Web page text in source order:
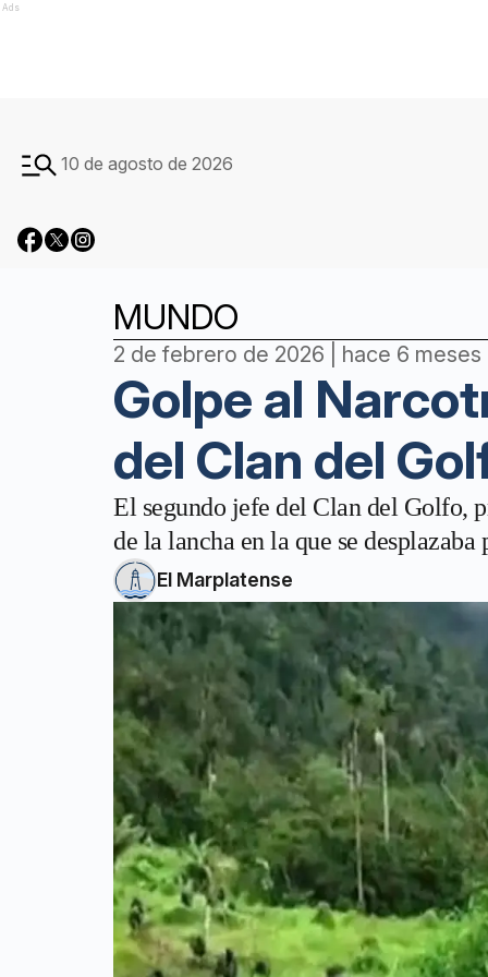
Ads
10 de agosto de 2026
MUNDO
2 de febrero de 2026 | hace 6 meses
Golpe al
del Clan del
El segundo jefe del Clan del Golfo,
de la lancha en la que se
El Marplatense